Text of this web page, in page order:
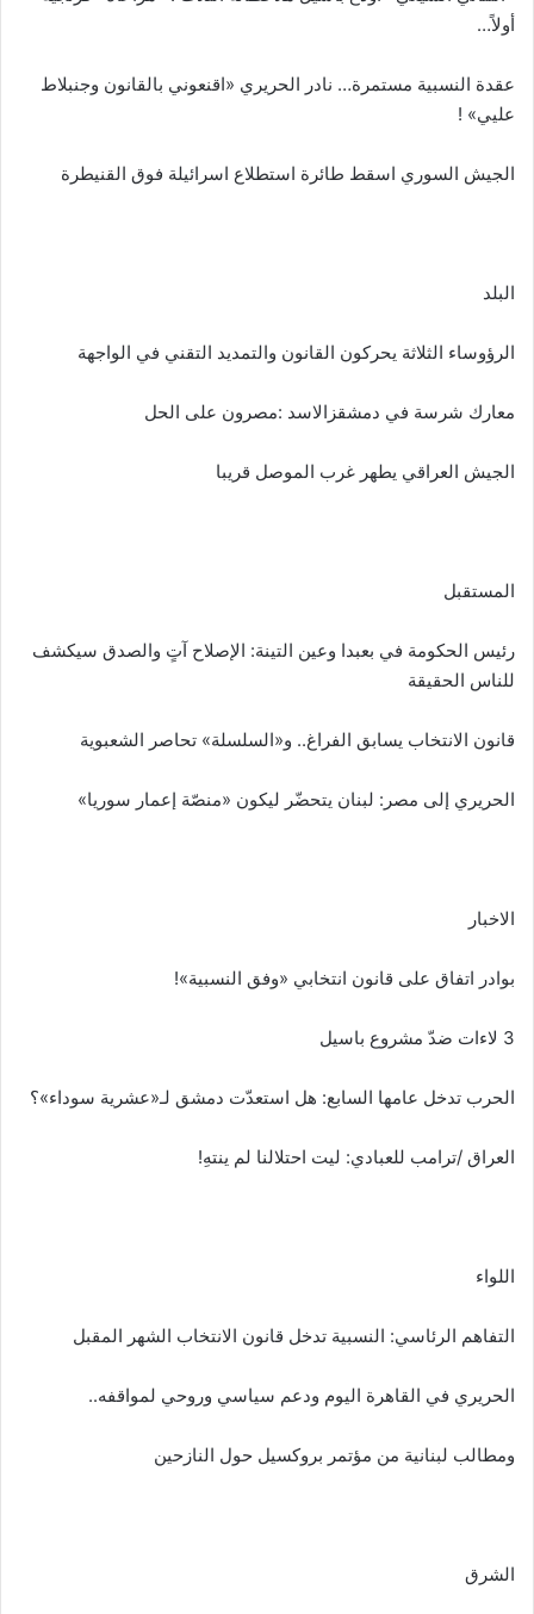
أولاً…
عقدة النسبية مستمرة… نادر الحريري «اقنعوني بالقانون وجنبلاط
عليي» !
الجيش السوري اسقط طائرة استطلاع اسرائيلة فوق القنيطرة
البلد
الرؤوساء الثلاثة يحركون القانون والتمديد التقني في الواجهة
معارك شرسة في دمشقزالاسد :مصرون على الحل
الجيش العراقي يطهر غرب الموصل قريبا
المستقبل
رئيس الحكومة في بعبدا وعين التينة: الإصلاح آتٍ والصدق سيكشف
للناس الحقيقة
قانون الانتخاب يسابق الفراغ.. و«السلسلة» تحاصر الشعبوية
الحريري إلى مصر: لبنان يتحضّر ليكون «منصّة إعمار سوريا»
الاخبار
بوادر اتفاق على قانون انتخابي «وفق النسبية»!
3 لاءات ضدّ مشروع باسيل
الحرب تدخل عامها السابع: هل استعدّت دمشق لـ«عشرية سوداء»؟
العراق /ترامب للعبادي: ليت احتلالنا لم ينتهِ!
اللواء
التفاهم الرئاسي: النسبية تدخل قانون الانتخاب الشهر المقبل
الحريري في القاهرة اليوم ودعم سياسي وروحي لمواقفه..
ومطالب لبنانية من مؤتمر بروكسيل حول النازحين
الشرق